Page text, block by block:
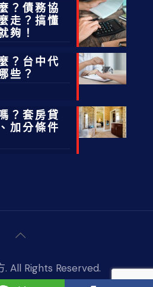
？債務協
走？搞懂
夠！
？台中代
些？
？套房貸
加分條件
. All Rights Reserved.